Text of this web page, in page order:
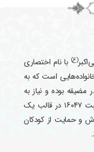
(ع) با نام اختصاری
است که به
بوده و نیاز به
حمایت دارند. این مؤسسه از سال ۱۳۸۲ و با شماره ثبت ۱۶۰۴۷ در قالب یک
و حمایت از کودکان